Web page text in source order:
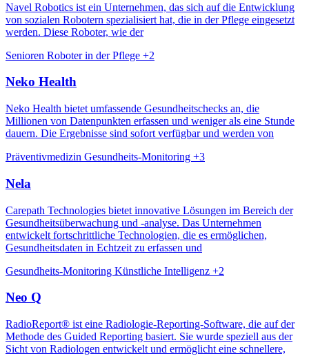
Navel Robotics ist ein Unternehmen, das sich auf die Entwicklung
von sozialen Robotern spezialisiert hat, die in der Pflege eingesetzt
werden. Diese Roboter, wie der
Senioren Roboter in der Pflege +2
Neko Health
Neko Health bietet umfassende Gesundheitschecks an, die
Millionen von Datenpunkten erfassen und weniger als eine Stunde
dauern. Die Ergebnisse sind sofort verfügbar und werden von
Präventivmedizin Gesundheits-Monitoring +3
Nela
Carepath Technologies bietet innovative Lösungen im Bereich der
Gesundheitsüberwachung und -analyse. Das Unternehmen
entwickelt fortschrittliche Technologien, die es ermöglichen,
Gesundheitsdaten in Echtzeit zu erfassen und
Gesundheits-Monitoring Künstliche Intelligenz +2
Neo Q
RadioReport® ist eine Radiologie-Reporting-Software, die auf der
Methode des Guided Reporting basiert. Sie wurde speziell aus der
Sicht von Radiologen entwickelt und ermöglicht eine schnellere,